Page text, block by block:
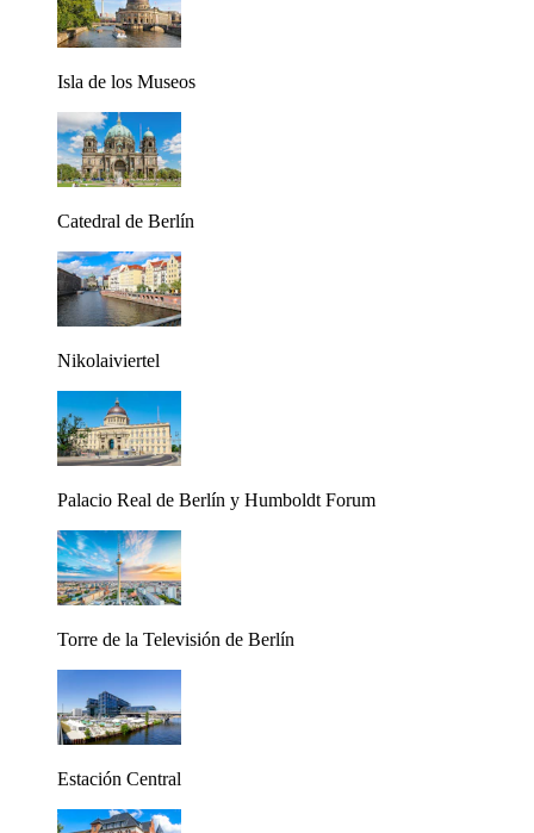
Isla de los Museos
Catedral de Berlín
Nikolaiviertel
Palacio Real de Berlín y Humboldt Forum
Torre de la Televisión de Berlín
Estación Central